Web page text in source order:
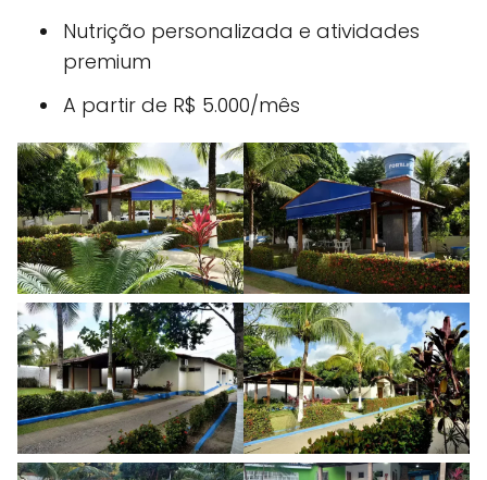
Nutrição personalizada e atividades
premium
A partir de R$ 5.000/mês